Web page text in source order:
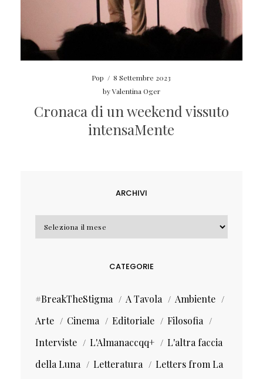
Pop / 8 Settembre 2023
byValentina Oger
Cronaca di un weekend vissuto
intensaMente
ARCHIVI
Archivi
CATEGORIE
#BreakTheStigma A Tavola
Ambiente
Arte
Cinema Editoriale
Filosofia
Interviste
L'Almanaccqq+
L'altra faccia
della Luna
Letteratura
Letters from La